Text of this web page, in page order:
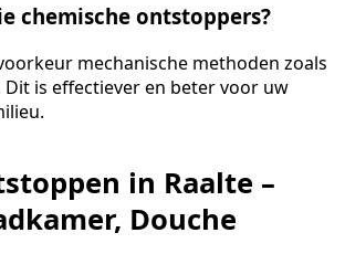
chemische ontstoppers?
mechanische methoden zoals
Dit is effectiever en beter voor uw
in Raalte –
Douche